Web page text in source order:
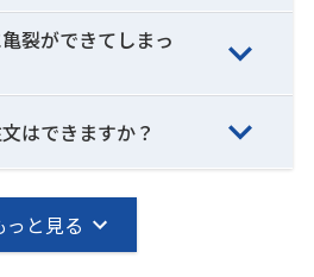
裂ができてしまっ
はできますか？
っと見る